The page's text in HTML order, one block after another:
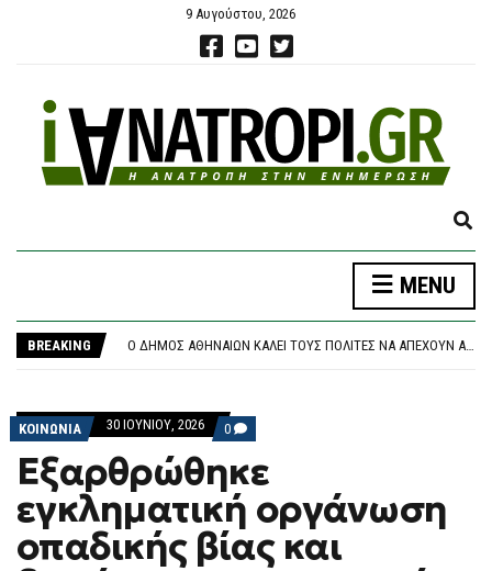
9 Αυγούστου, 2026
E
P
N
MENU
BREAKING
Ο ΔΉΜΟΣ ΑΘΗΝΑΊΩΝ ΚΑΛΕΊ ΤΟΥΣ ΠΟΛΊΤΕΣ ΝΑ ΑΠΈΧΟΥΝ ΑΠΌ ΕΡΓΑΣΊΕΣ ΣΕ ΕΞΩΤΕΡΙΚΟΎΣ ΧΏΡΟΥΣ ΠΟΥ ΜΠΟΡΕΊ ΝΑ ΠΡΟΚΑΛΈΣΟΥΝ ΠΥΡΚΑΓΙΆ
ΘΡΉΝΟΣ ΓΙΑ ΤΟΝ ΜΈΣΙ: ΠΈΘΑΝΕ ΣΤΑ 68 ΤΟΥ ΧΡΌΝΙΑ Ο ΠΑΤΈΡΑΣ ΤΟΥ, ΧΌΡΧΕ – ΥΠΉΡΞΕ Ο ΜΈΝΤΟΡΑΣ ΚΑΙ ΑΤΖΈΝΤΗΣ ΤΟΥ ΜΈΧΡΙ ΤΗΝ ΤΕΛΕΥΤΑΊΑ ΣΤΙΓΜΉ
ΚΟΙΝΩΝΙΑ
30 ΙΟΥΝΊΟΥ, 2026 0 COMMENTS
ON
ΕΞΑΡΘΡΏΘΗΚΕ
ΕΓΚΛΗΜΑΤΙΚΉ
ΟΡΓΆΝΩΣΗ
ΟΠΑΔΙΚΉΣ
ΒΊΑΣ
ΚΑΙ
ΔΙΑΚΊΝΗΣΗΣ
Εξαρθρώθηκε
εγκληματική οργάνωση
οπαδικής βίας και